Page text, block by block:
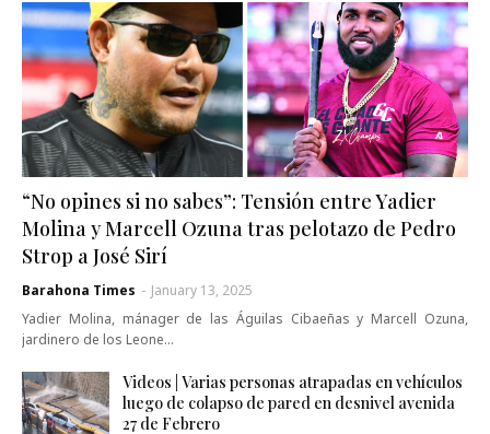
“No opines si no sabes”: Tensión entre Yadier
Molina y Marcell Ozuna tras pelotazo de Pedro
Strop a José Sirí
Barahona Times - January 13, 2025
Yadier Molina, mánager de las Águilas Cibaeñas y Marcell Ozuna,
jardinero de los Leone…
Videos | Varias personas atrapadas en vehículos
luego de colapso de pared en desnivel avenida
27 de Febrero